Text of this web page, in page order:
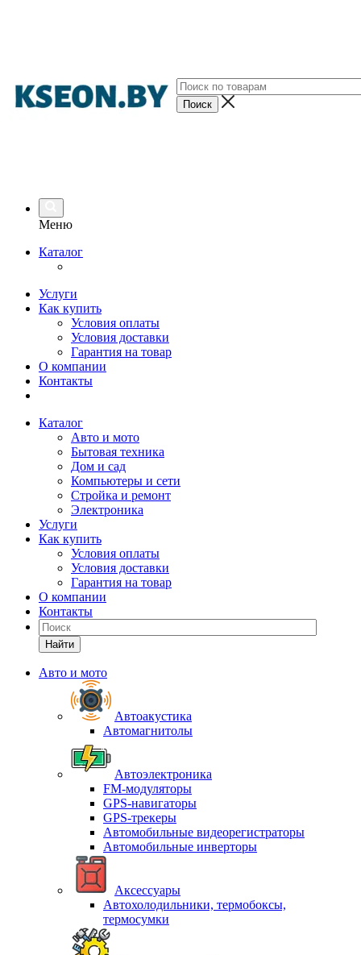
Меню
Каталог
Услуги
Как купить
Условия оплаты
Условия доставки
Гарантия на товар
О компании
Контакты
Каталог
Авто и мото
Бытовая техника
Дом и сад
Компьютеры и сети
Стройка и ремонт
Электроника
Услуги
Как купить
Условия оплаты
Условия доставки
Гарантия на товар
О компании
Контакты
Найти
Авто и мото
Автоакустика
Автомагнитолы
Автоэлектроника
FM-модуляторы
GPS-навигаторы
GPS-трекеры
Автомобильные видеорегистраторы
Автомобильные инверторы
Аксессуары
Автохолодильники, термобоксы,
термосумки